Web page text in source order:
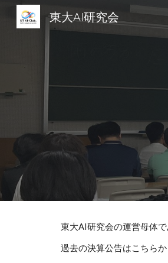
東大AI研究会
東大AI研究会の運営母体
過去の決算公告はこちらか